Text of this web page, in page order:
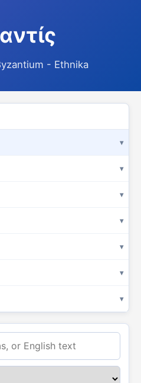
- Ethnika